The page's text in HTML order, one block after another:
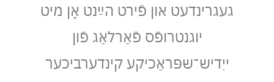
געגרינדעט און פֿירט הײַנט אָן מיט
יוגנטרופֿס פֿאַרלאַג פֿון
ייִדיש־שפּראַכיקע קינדערביכער